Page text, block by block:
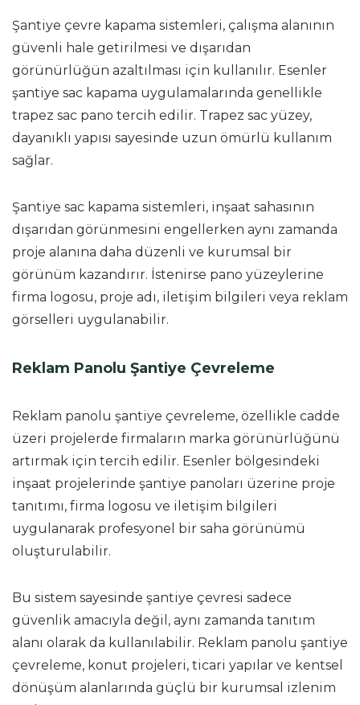
Şantiye çevre kapama sistemleri, çalışma alanının
güvenli hale getirilmesi ve dışarıdan
görünürlüğün azaltılması için kullanılır. Esenler
şantiye sac kapama uygulamalarında genellikle
trapez sac pano tercih edilir. Trapez sac yüzey,
dayanıklı yapısı sayesinde uzun ömürlü kullanım
sağlar.
Şantiye sac kapama sistemleri, inşaat sahasının
dışarıdan görünmesini engellerken aynı zamanda
proje alanına daha düzenli ve kurumsal bir
görünüm kazandırır. İstenirse pano yüzeylerine
firma logosu, proje adı, iletişim bilgileri veya reklam
görselleri uygulanabilir.
Reklam Panolu Şantiye Çevreleme
Reklam panolu şantiye çevreleme, özellikle cadde
üzeri projelerde firmaların marka görünürlüğünü
artırmak için tercih edilir. Esenler bölgesindeki
inşaat projelerinde şantiye panoları üzerine proje
tanıtımı, firma logosu ve iletişim bilgileri
uygulanarak profesyonel bir saha görünümü
oluşturulabilir.
Bu sistem sayesinde şantiye çevresi sadece
güvenlik amacıyla değil, aynı zamanda tanıtım
alanı olarak da kullanılabilir. Reklam panolu şantiye
çevreleme, konut projeleri, ticari yapılar ve kentsel
dönüşüm alanlarında güçlü bir kurumsal izlenim